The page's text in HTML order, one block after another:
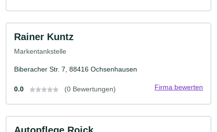
Rainer Kuntz
Markentankstelle
Biberacher Str. 7, 88416 Ochsenhausen
0.0 (0 Bewertungen) Firma bewerten
Autopflege Roick